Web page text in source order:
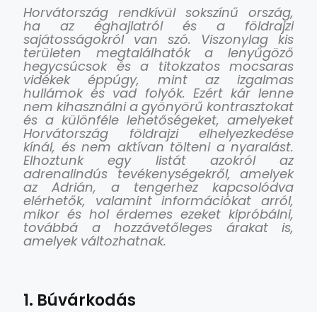
Horvátország rendkívül sokszínű ország,
ha az éghajlatról és a földrajzi
sajátosságokról van szó. Viszonylag kis
területen megtalálhatók a lenyűgöző
hegycsúcsok és a titokzatos mocsaras
vidékek éppúgy, mint az izgalmas
hullámok és vad folyók. Ezért kár lenne
nem kihasználni a gyönyörű kontrasztokat
és a különféle lehetőségeket, amelyeket
Horvátország földrajzi elhelyezkedése
kínál, és nem aktívan tölteni a nyaralást.
Elhoztunk egy listát azokról az
adrenalindús tevékenységekről, amelyek
az Adrián, a tengerhez kapcsolódva
elérhetők, valamint információkat arról,
mikor és hol érdemes ezeket kipróbálni,
továbbá a hozzávetőleges árakat is,
amelyek változhatnak.
1. Búvárkodás